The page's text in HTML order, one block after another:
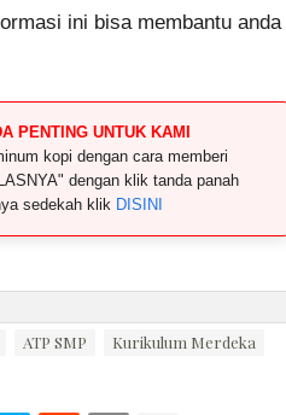
ini bisa membantu anda
PENTING UNTUK KAMI
kopi dengan cara memberi
dengan klik tanda panah
sedekah klik DISINI
ATP SMP
Kurikulum Merdeka